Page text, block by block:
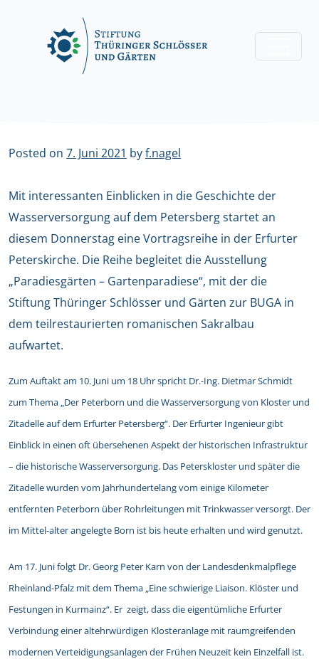
Posted on 7. Juni 2021 byf.nagel
Mit interessanten Einblicken in die Geschichte der
Wasserversorgung auf dem Petersberg startet an
diesem Donnerstag eine Vortragsreihe in der Erfurter
Peterskirche. Die Reihe begleitet die Ausstellung
„Paradiesgärten – Gartenparadiese“, mit der die
Stiftung Thüringer Schlösser und Gärten zur BUGA in
dem teilrestaurierten romanischen Sakralbau
aufwartet.
Zum Auftakt am 10. Juni um 18 Uhr spricht Dr.-Ing. Dietmar Schmidt
zum Thema „Der Peterborn und die Wasserversorgung von Kloster und
Zitadelle auf dem Erfurter Petersberg“. Der Erfurter Ingenieur gibt
Einblick in einen oft übersehenen Aspekt der historischen Infrastruktur
– die historische Wasserversorgung. Das Peterskloster und später die
Zitadelle wurden vom Jahrhundertelang vom einige Kilometer
entfernten Peterborn über Rohrleitungen mit Trinkwasser versorgt. Der
im Mittel-alter angelegte Born ist bis heute erhalten und wird genutzt.
Am 17. Juni folgt Dr. Georg Peter Karn von der Landesdenkmalpflege
Rheinland-Pfalz mit dem Thema „Eine schwierige Liaison. Klöster und
Festungen in Kurmainz“. Er zeigt, dass die eigentümliche Erfurter
Verbindung einer altehrwürdigen Klosteranlage mit raumgreifenden
modernen Verteidigungsanlagen der Frühen Neuzeit kein Einzelfall ist.